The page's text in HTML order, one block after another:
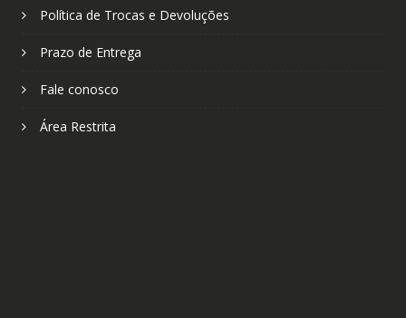
Política de Trocas e Devoluções
Prazo de Entrega
Fale conosco
Área Restrita